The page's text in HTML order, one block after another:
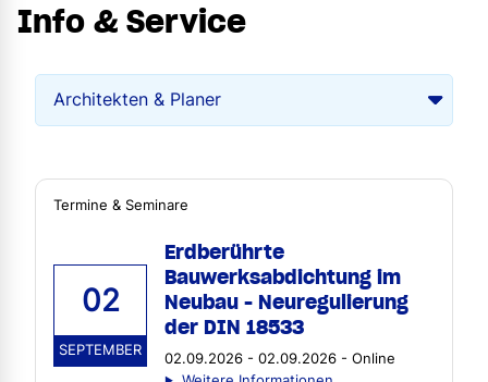
Info & Service
Termine & Seminare
02
SEPTEMBER
Erdberührte
Bauwerksabdichtung im
Neubau - Neuregulierung
der DIN 18533
02.09.2026 - 02.09.2026 - Online